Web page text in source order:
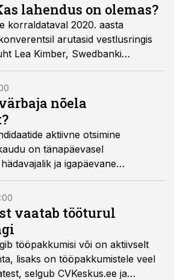
lahendus on olemas?
korraldataval 2020. aasta
arutasid vestlusringis
Lea Kimber, Swedbanki
Matt, HKScani personalidirektor
Ehituse personalijuht
et tööjõukriisis ellu jääda.
juhtis Sirli Spelman, IceFire
nõela
aktiivne otsimine
on tänapäevasel
ja igapäevane
töötajate leidmiseks. Kui varem
töökuulutuse ülespanemist,
sobivate
kokkuleppimist ja selle
siis olukorras, kus
ning ettevõtete vajadused
tihti ei piisa.
vaatab tööturul
tööpakkumisi või on aktiivselt
lisaks on tööpakkumistele veel
selgub CVKeskus.ee ja